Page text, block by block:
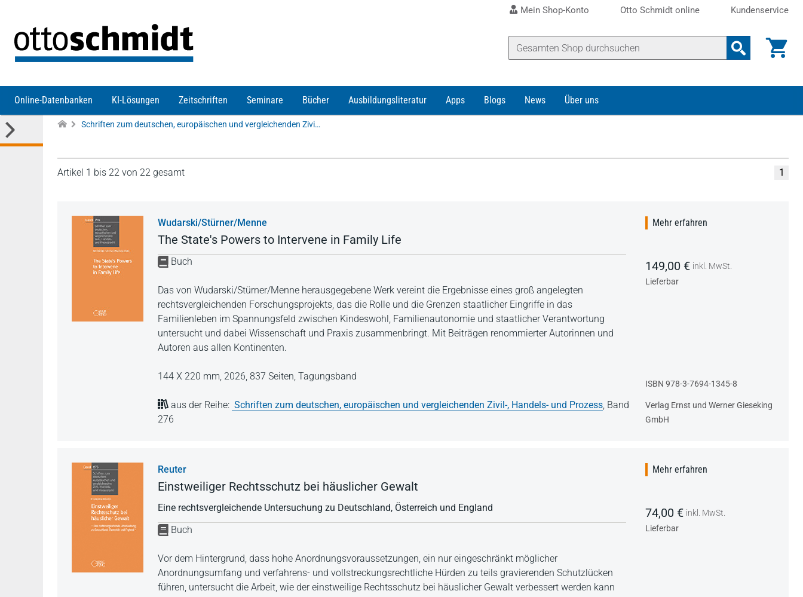
Mein Shop-Konto Otto Schmidt online Kundenservice
Online-Datenbanken KI-Lösungen Zeitschriften Seminare Bücher Ausbildungsliteratur Apps Blogs News Über uns
Schriften zum deutschen, europäischen und vergleichenden Zivil-, Handels- und Prozess
Artikel 1 bis 22 von 22 gesamt 1
Wudarski/Stürner/Menne
The State's Powers to Intervene in Family Life
Buch
Das von Wudarski/Stürner/Menne herausgegebene Werk vereint die Ergebnisse eines groß angelegten
rechtsvergleichenden Forschungsprojekts, das die Rolle und die Grenzen staatlicher Eingriffe in das
Familienleben im Spannungsfeld zwischen Kindeswohl, Familienautonomie und staatlicher Verantwortung
untersucht und dabei Wissenschaft und Praxis zusammenbringt. Mit Beiträgen renommierter Autorinnen und
Autoren aus allen Kontinenten.
144 X 220 mm, 2026, 837 Seiten, Tagungsband
aus der Reihe: Schriften zum deutschen, europäischen und vergleichenden Zivil-, Handels- und Prozess, Band
276
Mehr erfahren
149,00 € inkl. MwSt.
Lieferbar
ISBN 978-3-7694-1345-8
Verlag Ernst und Werner Gieseking
GmbH
Reuter
Einstweiliger Rechtsschutz bei häuslicher Gewalt
Eine rechtsvergleichende Untersuchung zu Deutschland, Österreich und England
Buch
Vor dem Hintergrund, dass hohe Anordnungsvoraussetzungen, ein nur eingeschränkt möglicher
Anordnungsumfang und verfahrens- und vollstreckungsrechtliche Hürden zu teils gravierenden Schutzlücken
führen, untersucht die Arbeit, wie der einstweilige Rechtsschutz bei häuslicher Gewalt verbessert werden kann
Mehr erfahren
74,00 € inkl. MwSt.
Lieferbar